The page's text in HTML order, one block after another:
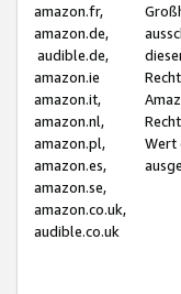
amazon.fr,
amazon.de,
audible.de,
amazon.ie
amazon.it,
amazon.nl,
amazon.pl,
amazon.es,
amazon.se,
amazon.co.uk,
audible.co.uk
Wert